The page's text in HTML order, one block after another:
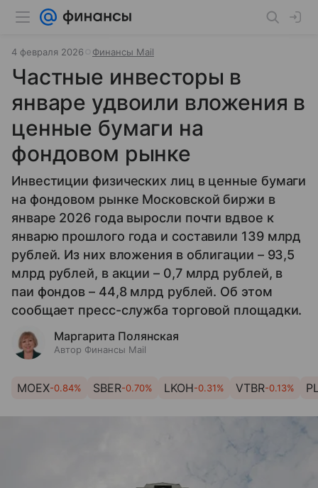
4 февраля 2026 Финансы Mail
Частные инвесторы в
январе удвоили вложения в
ценные бумаги на
фондовом рынке
Инвестиции физических лиц в ценные бумаги
на фондовом рынке Московской биржи в
январе 2026 года выросли почти вдвое к
январю прошлого года и составили 139 млрд
рублей. Из них вложения в облигации – 93,5
млрд рублей, в акции – 0,7 млрд рублей, в
паи фондов – 44,8 млрд рублей. Об этом
сообщает пресс-служба торговой площадки.
Маргарита Полянская
Автор Финансы Mail
MOEX-0.84% SBER-0.70% LKOH-0.31% VTBR-0.13%